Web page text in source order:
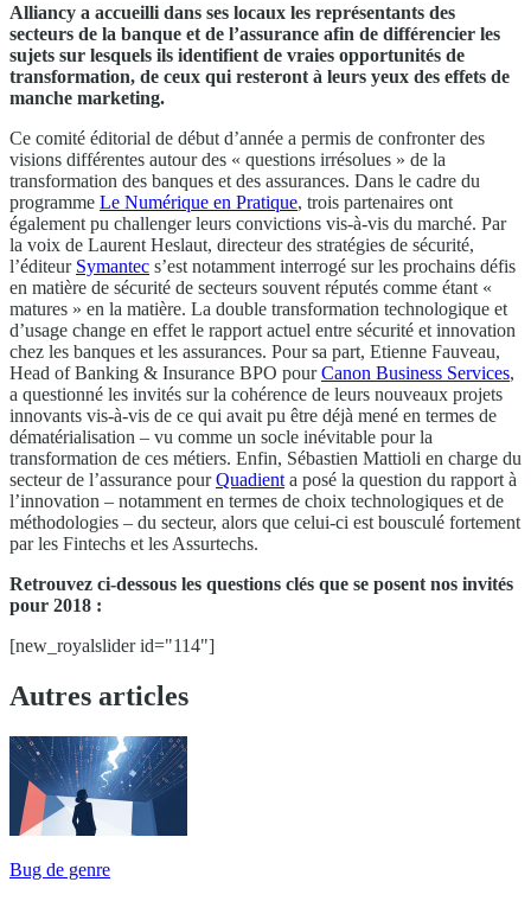
Alliancy a accueilli dans ses locaux les représentants des
secteurs de la banque et de l’assurance afin de différencier les
sujets sur lesquels ils identifient de vraies opportunités de
transformation, de ceux qui resteront à leurs yeux des effets de
manche marketing.
Ce comité éditorial de début d’année a permis de confronter des
visions différentes autour des « questions irrésolues » de la
transformation des banques et des assurances. Dans le cadre du
programme Le Numérique en Pratique, trois partenaires ont
également pu challenger leurs convictions vis-à-vis du marché. Par
la voix de Laurent Heslaut, directeur des stratégies de sécurité,
l’éditeur Symantec s’est notamment interrogé sur les prochains défis
en matière de sécurité de secteurs souvent réputés comme étant «
matures » en la matière. La double transformation technologique et
d’usage change en effet le rapport actuel entre sécurité et innovation
chez les banques et les assurances. Pour sa part, Etienne Fauveau,
Head of Banking & Insurance BPO pourCanon Business Services,
a questionné les invités sur la cohérence de leurs nouveaux projets
innovants vis-à-vis de ce qui avait pu être déjà mené en termes de
dématérialisation – vu comme un socle inévitable pour la
transformation de ces métiers. Enfin, Sébastien Mattioli en charge du
secteur de l’assurance pourQuadient a posé la question du rapport à
l’innovation – notamment en termes de choix technologiques et de
méthodologies – du secteur, alors que celui-ci est bousculé fortement
par les Fintechs et les Assurtechs.
Retrouvez ci-dessous les questions clés que se posent nos invités
pour 2018 :
[new_royalslider id="114"]
Autres articles
Bug de genre